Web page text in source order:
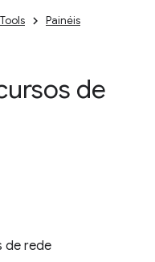
Painéis
de
de rede